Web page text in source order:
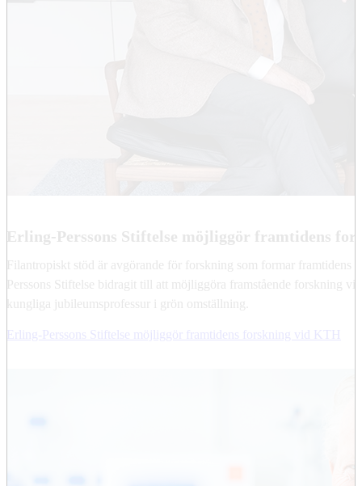
Erling-Perssons Stiftelse möjliggör framtidens
Filantropiskt stöd är avgörande för forskning som formar framtidens
Perssons Stiftelse bidragit till att möjliggöra framstående forskning
kungliga jubileumsprofessur i grön omställning.
Erling-Perssons Stiftelse möjliggör framtidens forskning vid KTH